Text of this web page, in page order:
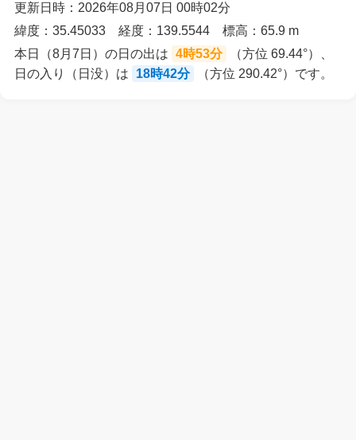
更新日時：2026年08月07日 00時02分
緯度：35.45033 経度：139.5544 標高：65.9 m
本日（8月7日）の日の出は 4時53分
（方位 69.44°）、
日の入り（日没）は
18時42分 （方位 290.42°）です。